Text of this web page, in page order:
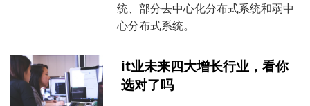
统、部分去中心化分布式系统和弱中
心分布式系统。
it业未来四大增长行业，看你
选对了吗